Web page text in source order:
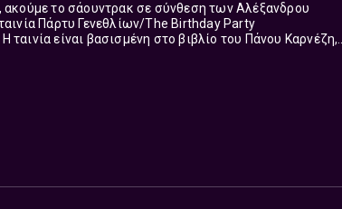
ακούμε το σάουντρακ σε σύνθεση των Aλέξανδρου
Πάρτυ Γενεθλίων/Τhe Birthday Party
είναι βασισμένη στο βιβλίο του Πάνου Καρνέζη,